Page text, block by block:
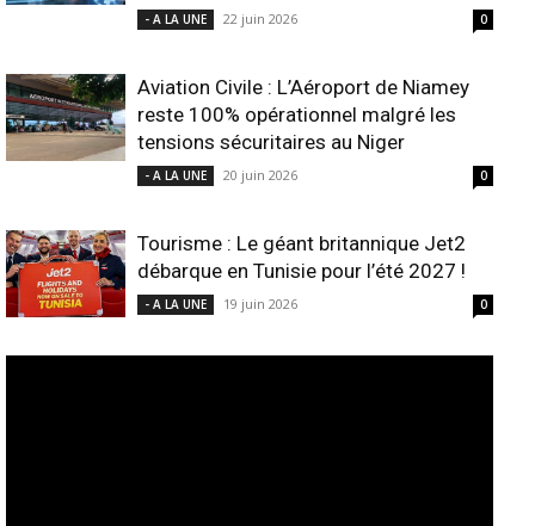
- A LA UNE 22 juin 2026 0
Aviation Civile : L’Aéroport de Niamey
reste 100% opérationnel malgré les
tensions sécuritaires au Niger
- A LA UNE 20 juin 2026 0
Tourisme : Le géant britannique Jet2
débarque en Tunisie pour l’été 2027 !
- A LA UNE 19 juin 2026 0